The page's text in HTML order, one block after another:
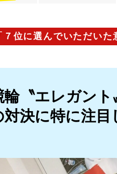
んでいただいた意味を
輪〝エレガン
決に特に注目